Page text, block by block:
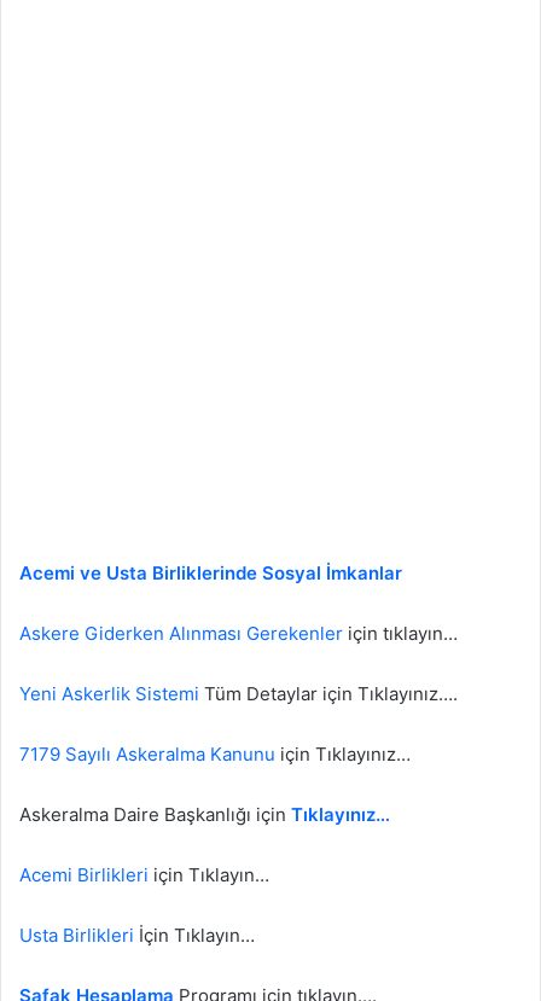
Acemi ve Usta Birliklerinde Sosyal İmkanlar
Askere Giderken Alınması Gerekenler için tıklayın…
Yeni Askerlik Sistemi Tüm Detaylar için Tıklayınız….
7179 Sayılı Askeralma Kanunu için Tıklayınız…
Askeralma Daire Başkanlığı için Tıklayınız…
Acemi Birlikleri için Tıklayın…
Usta Birlikleri İçin Tıklayın…
Şafak Hesaplama Programı için tıklayın….